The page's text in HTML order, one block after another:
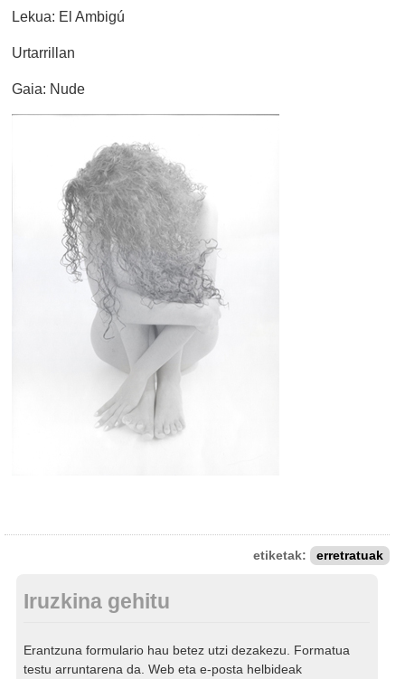
Lekua: El Ambigú
Urtarrillan
Gaia: Nude
etiketak: erretratuak
Iruzkina gehitu
Erantzuna formulario hau betez utzi dezakezu. Formatua
testu arruntarena da. Web eta e-posta helbideak